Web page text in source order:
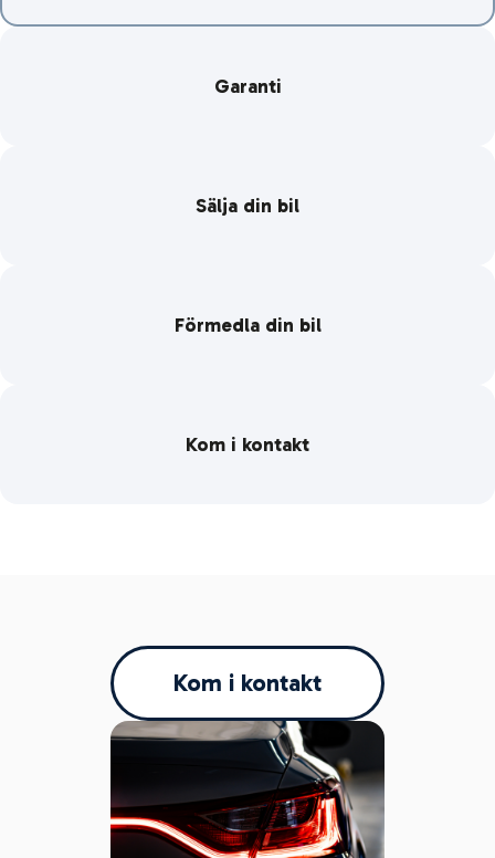
Garanti
Sälja din bil
Förmedla din bil
Kom i kontakt
Kom i kontakt